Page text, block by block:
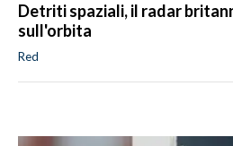
Detriti spaziali, il radar
sull'orbita
Red